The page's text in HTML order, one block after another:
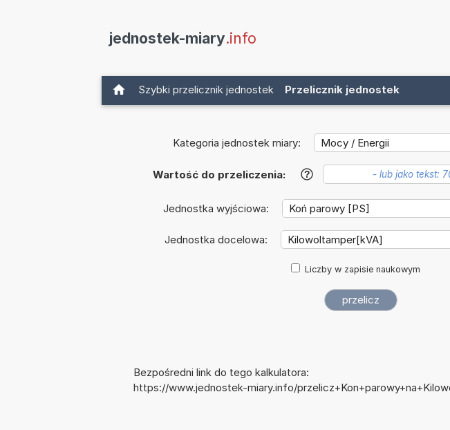
jednostek-miary.info
Szybki przelicznik jednostek Przelicznik jednostek
Kategoria jednostek miary:
Wartość do przeliczenia: ?
Jednostka wyjściowa:
Jednostka docelowa:
Liczby w zapisie naukowym
Bezpośredni link do tego kalkulatora:
https://www.jednostek-miary.info/